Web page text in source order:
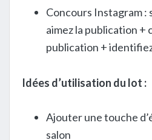
Concours Instagram :
aimez la publication +
publication +
Idées d’utilisation du lot :
Ajouter une touche
salon